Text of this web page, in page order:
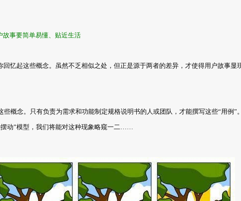
故事要简单易懂、贴近生活
忆起这些概念。虽然不乏相似之处，但正是源于两者的差异，才使得用户故事显
概念。只有负责为需求和功能制定规格说明书的人或团队，才能撰写这些“用例”。
动”模型，我们将能对这种现象略窥一二……